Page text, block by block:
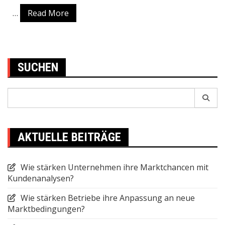
…
Read More
SUCHEN
AKTUELLE BEITRÄGE
Wie stärken Unternehmen ihre Marktchancen mit
Kundenanalysen?
Wie stärken Betriebe ihre Anpassung an neue
Marktbedingungen?